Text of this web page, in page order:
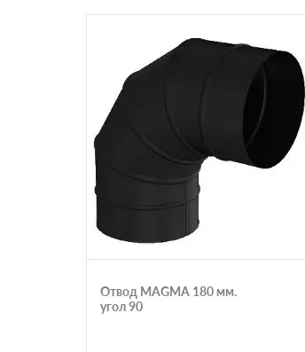
Отвод MAGMA 180 мм.
угол 90